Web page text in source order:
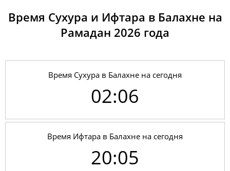
Время Сухура и Ифтара в Балахне на
Рамадан 2026 годa
Время Сухура в Балахне на сегодня
02:06
Время Ифтара в Балахне на сегодня
20:05